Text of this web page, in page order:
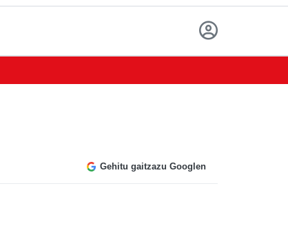
Gehitu gaitzazu Googlen